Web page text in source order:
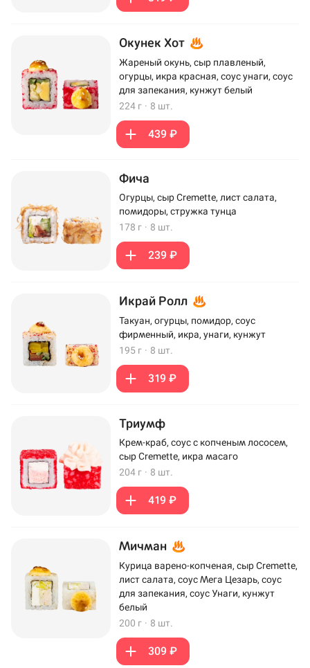
Окунек Хот
Жареный окунь, сыр плавленый,
огурцы, икра красная, соус унаги, соус
для запекания, кунжут белый
224 г · 8 шт.
439 ₽
Фича
Огурцы, сыр Cremette, лист салата,
помидоры, стружка тунца
178 г · 8 шт.
239 ₽
Икрай Ролл
Такуан, огурцы, помидор, соус
фирменный, икра, унаги, кунжут
195 г · 8 шт.
319 ₽
Триумф
Крем-краб, соус с копченым лососем,
сыр Cremette, икра масаго
204 г · 8 шт.
419 ₽
Мичман
Курица варено-копченая, сыр Cremette,
лист салата, соус Мега Цезарь, соус
для запекания, соус Унаги, кунжут
белый
200 г · 8 шт.
309 ₽